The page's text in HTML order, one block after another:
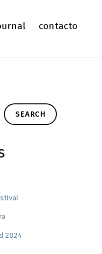
contacto
SEARCH
2024